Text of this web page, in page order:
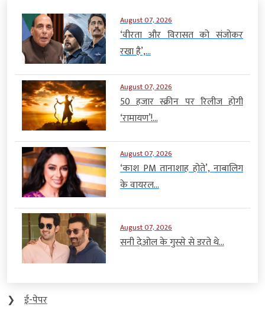
August 07, 2026
‘वीरता और विरासत को संजोकर
रखा है’,...
August 07, 2026
50 हजार स्क्रीन पर रिलीज होगी
‘रामायण’!...
August 07, 2026
‘काश PM तानाशाह होते’, नाबालिग
के वायरल...
August 07, 2026
सनी देओल के गुस्से से डरते थे...
❯
ई-पेपर